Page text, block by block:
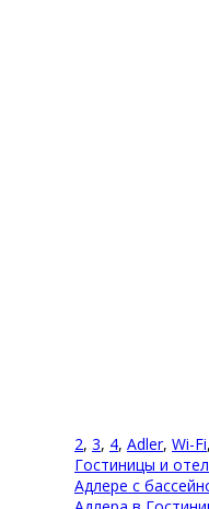
2, 3, 4, Adler, Wi-Fi,
Гостиницы и
Адлере с